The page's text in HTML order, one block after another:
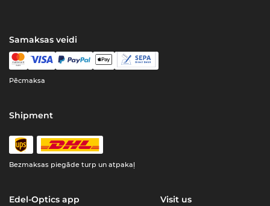
Samaksas veidi
Pēcmaksa
Shipment
Bezmaksas piegāde turp un atpakaļ
Edel-Optics app Visit us